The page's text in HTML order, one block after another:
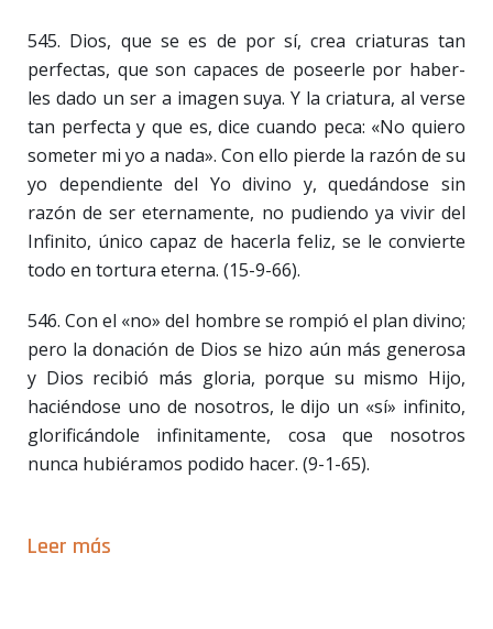
545. Dios, que se es de por sí, crea criaturas tan
perfectas, que son capaces de poseerle por haber-
les dado un ser a imagen suya. Y la criatura, al verse
tan perfecta y que es, dice cuando peca: «No quiero
someter mi yo a nada». Con ello pierde la razón de su
yo dependiente del Yo divino y, quedándose sin
razón de ser eternamente, no pudiendo ya vivir del
Infinito, único capaz de hacerla feliz, se le convierte
todo en tortura eterna. (15-9-66).
546. Con el «no» del hombre se rompió el plan divino;
pero la donación de Dios se hizo aún más generosa
y Dios recibió más gloria, porque su mismo Hijo,
haciéndose uno de nosotros, le dijo un «sí» infinito,
glorificándole infinitamente, cosa que nosotros
nunca hubiéramos podido hacer. (9-1-65).
Leer más